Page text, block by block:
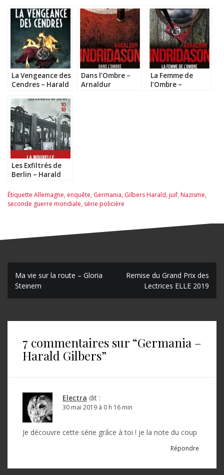
La Vengeance des
Cendres – Harald
Dans l’Ombre –
Arnaldur
La Femme de
l’Ombre –
Les Exfiltrés de
Berlin – Harald
Étiquette Allemagne, enquête, Germania, Gilbers Harald,juif,Nazisme,
seconde guerre mondiale, série policière
N
a
Ma vie sur la route – Gloria
Steinem
Remise du Grand Prix des
Lectrices ELLE 2019
7 commentaires sur “Germania –
Harald Gilbers”
Electra dit :
30 mai 2019 à 0 h 16 min
Je découvre cette série grâce à toi ! je la note du coup
Répondre